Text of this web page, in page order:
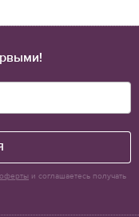
и соглашаетесь получать